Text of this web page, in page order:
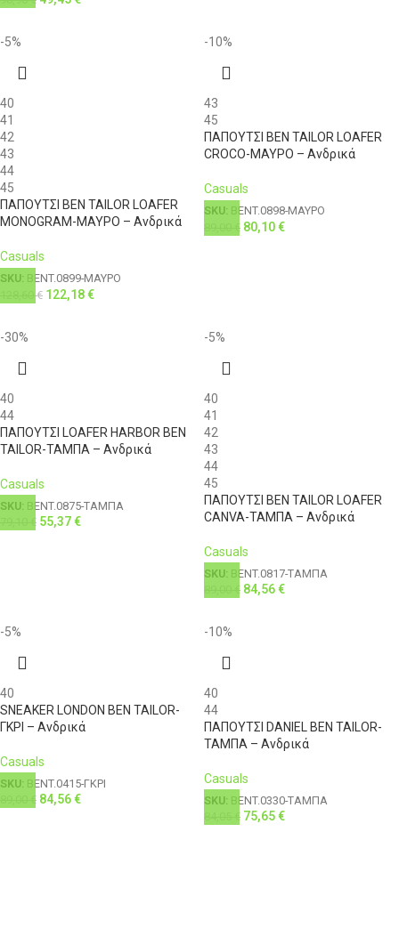
-5%
40
41
42
43
44
45
ΠΑΠΟΥΤΣΙ BEN TAILOR LOAFER
MONOGRAM-ΜΑΥΡΟ – Ανδρικά
Casuals
SKU: BENT.0899-ΜΑΥΡΟ
128,60€ 122,18€
-10%
43
45
ΠΑΠΟΥΤΣΙ BEN TAILOR LOAFER
CROCO-ΜΑΥΡΟ – Ανδρικά
Casuals
SKU: BENT.0898-ΜΑΥΡΟ
€ 80,10€
-30%
40
44
ΠΑΠΟΥΤΣΙ LOAFER HARBOR BEN
TAILOR-ΤΑΜΠΑ – Ανδρικά
Casuals
SKU: BENT.0875-ΤΑΜΠΑ
€ 55,37€
-5%
40
41
42
43
44
45
ΠΑΠΟΥΤΣΙ BEN TAILOR LOAFER
CANVA-ΤΑΜΠΑ – Ανδρικά
Casuals
SKU: BENT.0817-ΤΑΜΠΑ
€ 84,56€
-5%
40
SNEAKER LONDON BEN TAILOR-
ΓΚΡΙ – Ανδρικά
Casuals
SKU: BENT.0415-ΓΚΡΙ
€ 84,56€
-10%
40
44
ΠΑΠΟΥΤΣΙ DANIEL BEN TAILOR-
ΤΑΜΠΑ – Ανδρικά
Casuals
SKU: BENT.0330-ΤΑΜΠΑ
€ 75,65€